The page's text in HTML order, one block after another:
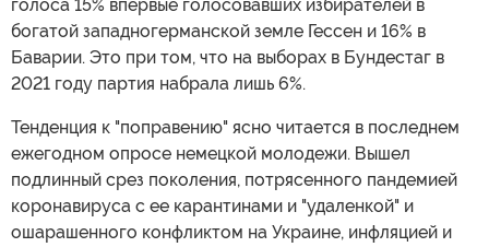
голоса 15% впервые голосовавших избирателей в
богатой западногерманской земле Гессен и 16% в
Баварии. Это при том, что на выборах в Бундестаг в
2021 году партия набрала лишь 6%.
Тенденция к "поправению" ясно читается в последнем
ежегодном опросе немецкой молодежи. Вышел
подлинный срез поколения, потрясенного пандемией
коронавируса с ее карантинами и "удаленкой" и
ошарашенного конфликтом на Украине, инфляцией и